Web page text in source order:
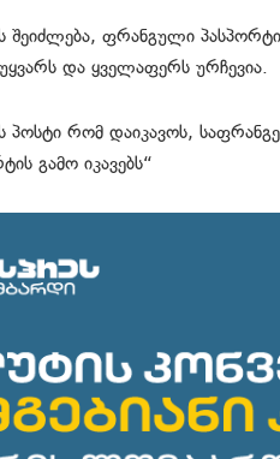
შეიძლება, ფრანგული
და ყველაფერს ურჩევია.
პოსტი რომ დაიკავოს,
გამო იკავებს“